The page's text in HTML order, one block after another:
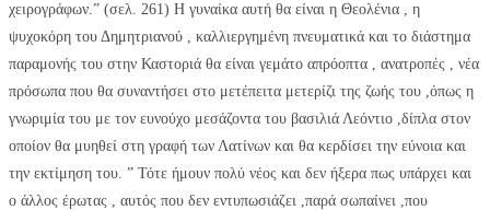
χειρογράφων.” (σελ. 261) Η γυναίκα αυτή θα είναι η Θεολένια , η
ψυχοκόρη του Δημητριανού , καλλιεργημένη πνευματικά και το διάστημα
παραμονής του στην Καστοριά θα είναι γεμάτο απρόοπτα , ανατροπές , νέα
πρόσωπα που θα συναντήσει στο μετέπειτα μετερίζι της ζωής του ,όπως η
γνωριμία του με τον ευνούχο μεσάζοντα του βασιλιά Λεόντιο ,δίπλα στον
οποίον θα μυηθεί στη γραφή των Λατίνων και θα κερδίσει την εύνοια και
την εκτίμηση του. ” Τότε ήμουν πολύ νέος και δεν ήξερα πως υπάρχει και
ο άλλος έρωτας , αυτός που δεν εντυπωσιάζει ,παρά σωπαίνει ,που